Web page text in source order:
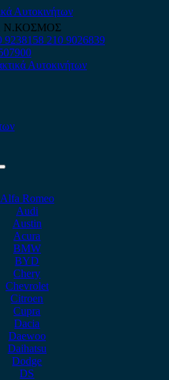
Ν.ΚΟΣΜΟΣ
9238158 210 9026839
Alfa Romeo
Audi
Austin
Acura
BMW
BYD
Chery
Chevrolet
Citroen
Cupra
Dacia
Daewoo
Daihatsu
Dodge
DS